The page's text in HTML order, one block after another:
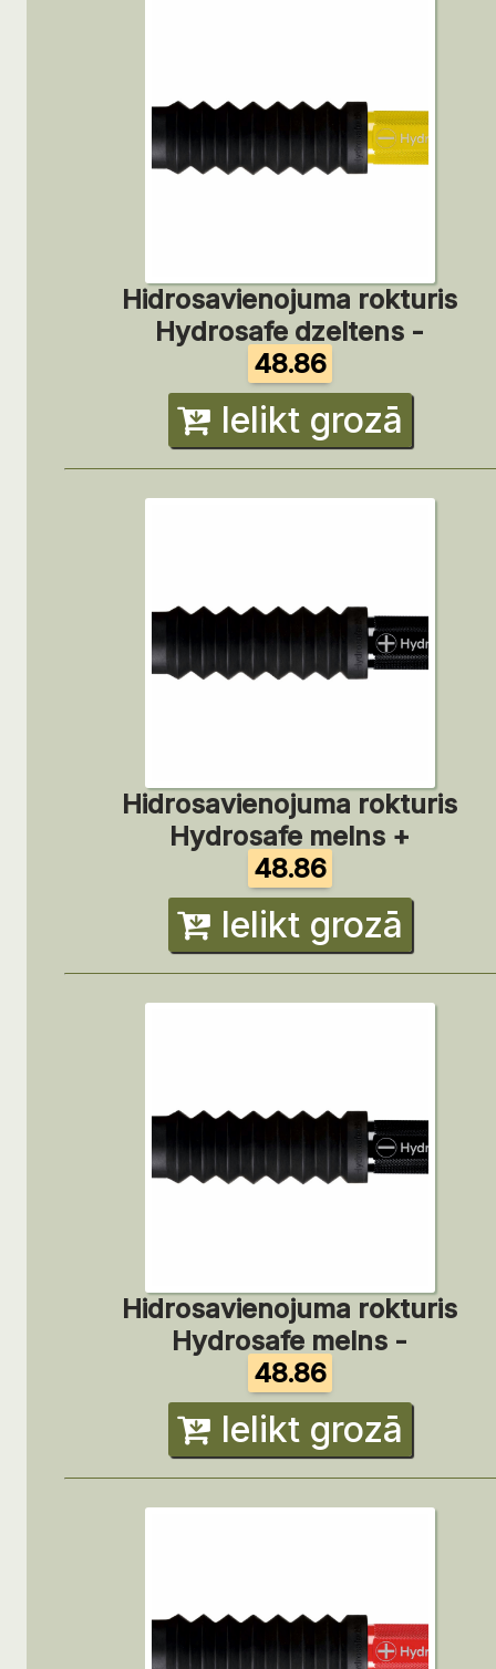
Hidrosavienojuma rokturis
Hydrosafe dzeltens -
48.86
Ielikt grozā
Hidrosavienojuma rokturis
Hydrosafe melns +
48.86
Ielikt grozā
Hidrosavienojuma rokturis
Hydrosafe melns -
48.86
Ielikt grozā